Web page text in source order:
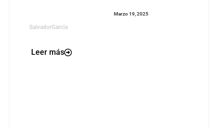
SalvadorGarcia
Marzo 19, 2025
Leer más